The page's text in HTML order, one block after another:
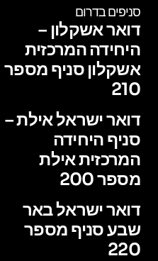
סניפים בדרום
דואר אשקלון –
היחידה המרכזית
אשקלון סניף מספר
210
דואר ישראל אילת –
סניף היחידה
המרכזית אילת
מספר 200
דואר ישראל באר
שבע סניף מספר
220